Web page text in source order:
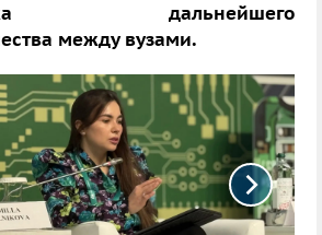
дальнейшего
между вузами.